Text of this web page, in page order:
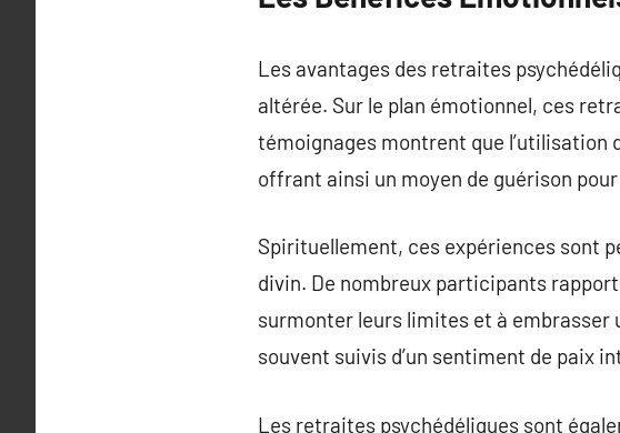
Les avantages des retraites
altérée. Sur le plan émotionnel, ces
témoignages montrent que l’utilisation
offrant ainsi un moyen de guérison
Spirituellement, ces expériences sont
divin. De nombreux participants
surmonter leurs limites et à embrasser
souvent suivis d’un sentiment de paix
Les retraites psychédéliques sont